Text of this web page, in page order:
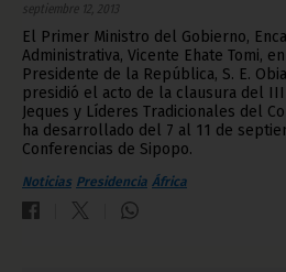
septiembre 12, 2013
El Primer Ministro del Gobierno,
Administrativa, Vicente Ehate Tomi,
Presidente de la República, S. E.
presidió el acto de la clausura del III
Jeques y Líderes Tradicionales del
ha desarrollado del 7 al 11 de
Conferencias de Sipopo.
Noticias Presidencia África